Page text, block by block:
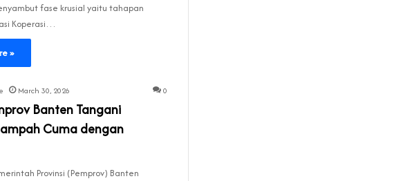
fase krusial yaitu tahapan
Koperasi…
»
March 30, 2026 0
Banten Tangani
Cuma dengan
Provinsi (Pemprov) Banten